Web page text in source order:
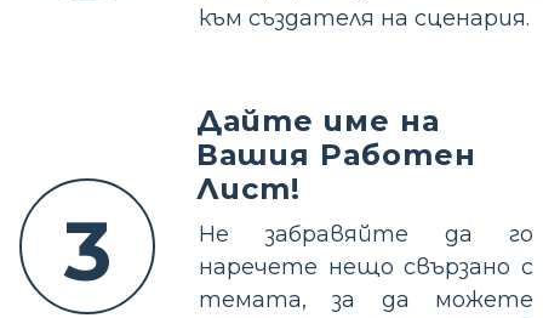
към създателя на сценария.
3
Дайте име на
Вашия Работен
Лист!
Не забравяйте да го
наречете нещо свързано с
темата, за да можете